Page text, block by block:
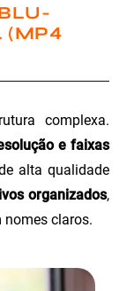
(MP4
complexa.
e faixas
alta qualidade
organizados,
nomes claros.